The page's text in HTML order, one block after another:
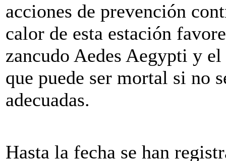
acciones de prevención
calor de esta estación
zancudo Aedes Aegypti y
que puede ser mortal si no
adecuadas.
Hasta la fecha se han